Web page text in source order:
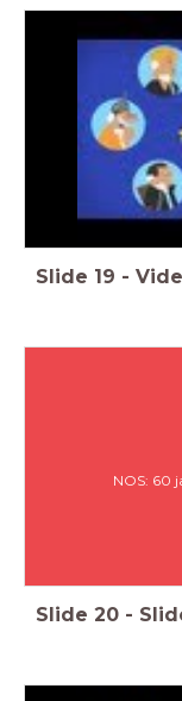
Slide 19 -
NOS: 60
Slide 20 -